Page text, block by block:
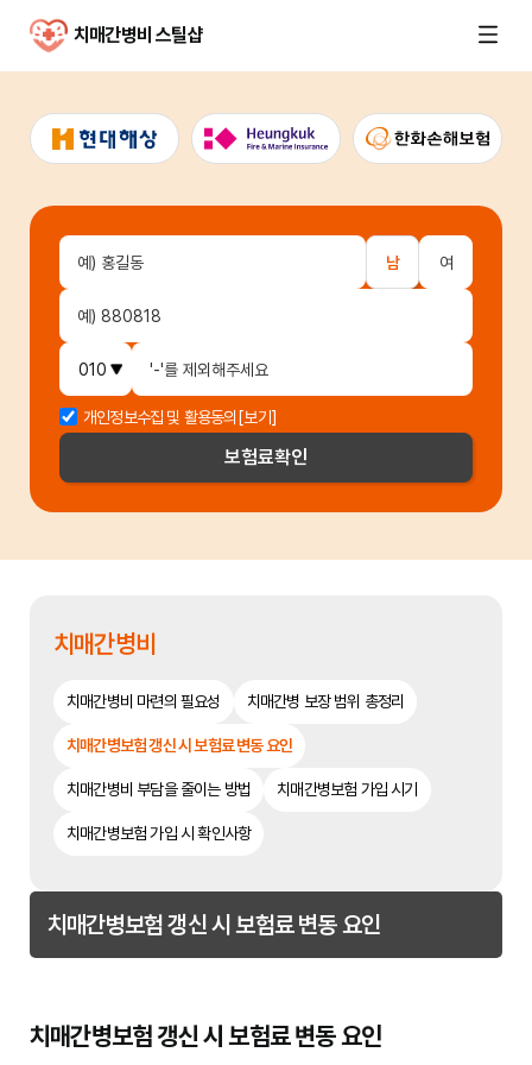
치매간병비 스틸샵
남 여
개인정보수집 및 활용동의[보기]
보험료확인
치매간병비
치매간병비 마련의 필요성 치매간병 보장 범위 총정리
치매간병보험 갱신 시 보험료 변동 요인
치매간병비 부담을 줄이는 방법 치매간병보험 가입 시기
치매간병보험 가입 시 확인사항
치매간병보험 갱신 시 보험료 변동 요인
치매간병보험 갱신 시 보험료 변동 요인